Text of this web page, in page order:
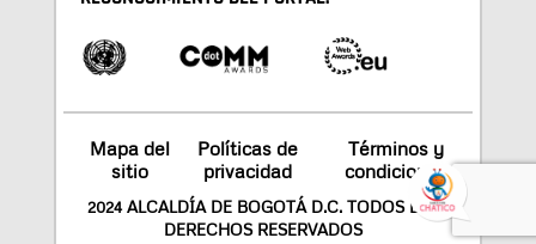
Mapa del
sitio
Políticas de
privacidad
Términos y
condiciones
2024 ALCALDÍA DE BOGOTÁ D.C. TODOS LOS
DERECHOS RESERVADOS